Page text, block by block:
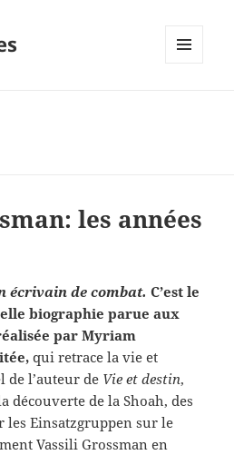
les années
écrivain de combat. C’est le
biographie parue aux
par Myriam
qui retrace la vie et
l’auteur de Vie et destin,
découverte de la Shoah, des
les Einsatzgruppen sur le
Vassili Grossman en